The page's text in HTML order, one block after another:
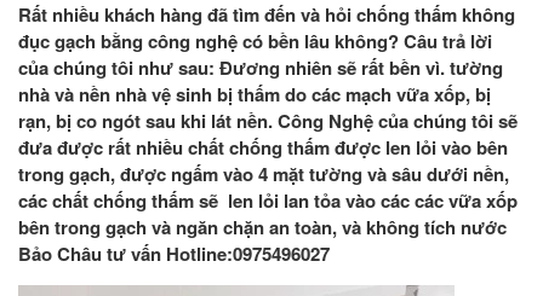
Rất nhiều khách hàng đã tìm đến và hỏi chống thấm không
đục gạch bằng công nghệ có bền lâu không? Câu trả lời
của chúng tôi như sau: Đương nhiên sẽ rất bền vì. tường
nhà và nền nhà vệ sinh bị thấm do các mạch vữa xốp, bị
rạn, bị co ngót sau khi lát nền. Công Nghệ của chúng tôi sẽ
đưa được rất nhiều chất chống thấm được len lỏi vào bên
trong gạch, được ngấm vào 4 mặt tường và sâu dưới nền,
các chất chống thấm sẽ len lỏi lan tỏa vào các các vữa xốp
bên trong gạch và ngăn chặn an toàn, và không tích nước
Bảo Châu tư vấn Hotline:0975496027